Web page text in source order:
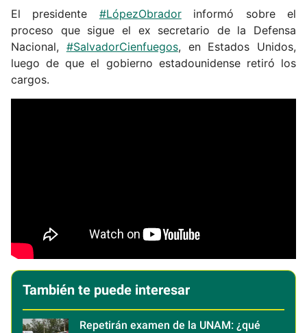
El presidente #LópezObradorinformó sobre el
proceso que sigue el ex secretario de la Defensa
Nacional, #SalvadorCienfuegos, en Estados Unidos,
luego de que el gobierno estadounidense retiró los
cargos.
También te puede interesar
Repetirán examen de la UNAM: ¿qué